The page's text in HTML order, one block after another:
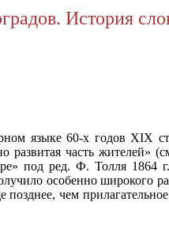
История
языке 60-х годов
развитая часть
под ред. Ф. Толля 1864
особенно широкого
позднее, чем